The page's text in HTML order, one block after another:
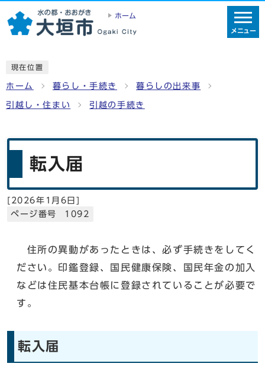
ホーム
メニュー
現在位置
ホーム 暮らし・手続き 暮らしの出来事
引越し・住まい 引越の手続き
転入届
[ 2026年1月6日]
ページ番号 1092
住所の異動があったときは、必ず手続きをしてく
ださい。印鑑登録、国民健康保険、国民年金の加入
などは住民基本台帳に登録されていることが必要で
す。
転入届